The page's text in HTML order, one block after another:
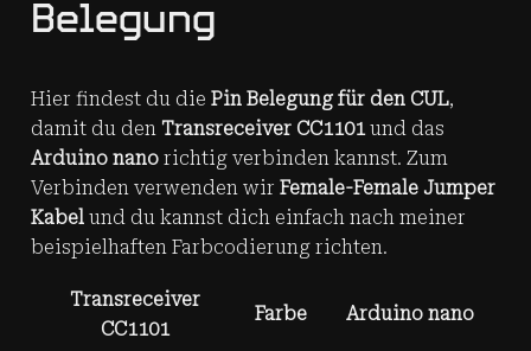
Belegung
Hier findest du die Pin Belegung für den CUL,
damit du den Transreceiver CC1101und das
Arduino nanorichtig verbinden kannst. Zum
Verbinden verwenden wir Female-Female Jumper
Kabelund du kannst dich einfach nach meiner
beispielhaften Farbcodierung richten.
Transreceiver
CC1101
Farbe Arduino nano